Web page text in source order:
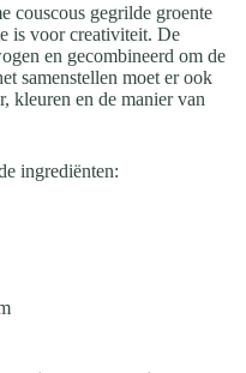
couscous gegrilde groente
is voor creativiteit. De
en gecombineerd om de
samenstellen moet er ook
kleuren en de manier van
ingrediënten: